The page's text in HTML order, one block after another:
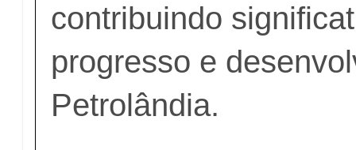
contribuindo
progresso e
Petrolândia.